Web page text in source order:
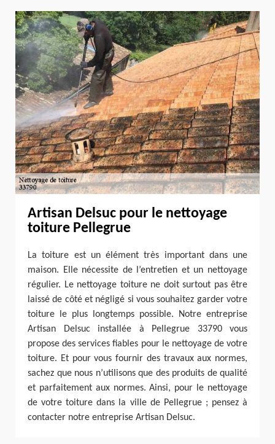
Artisan Delsuc pour le nettoyage
toiture Pellegrue
La toiture est un élément très important dans une
maison. Elle nécessite de l’entretien et un nettoyage
régulier. Le nettoyage toiture ne doit surtout pas être
laissé de côté et négligé si vous souhaitez garder votre
toiture le plus longtemps possible. Notre entreprise
Artisan Delsuc installée à Pellegrue 33790 vous
propose des services fiables pour le nettoyage de votre
toiture. Et pour vous fournir des travaux aux normes,
sachez que nous n’utilisons que des produits de qualité
et parfaitement aux normes. Ainsi, pour le nettoyage
de votre toiture dans la ville de Pellegrue ; pensez à
contacter notre entreprise Artisan Delsuc.